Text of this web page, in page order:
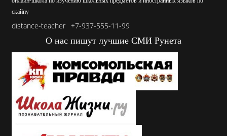
скайпу
distance-teacher +7-937-555-11-99
О нас пишут лучшие СМИ Рунета